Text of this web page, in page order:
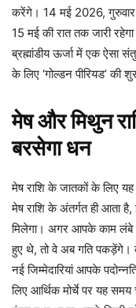
करेंगे। 14 मई 2026, गुरुवार
15 मई की रात तक जारी
ब्रह्मांडीय ऊर्जा में एक ऐसा
के लिए ‘गोल्डन पीरियड’ की
मेष और मिथुन
बरसेगा धन
मेष राशि के जातकों के लिए
मेष राशि के अंतर्गत ही आता
मिलेगा। अगर आपके काम लंबे
हुए थे, तो वे अब गति पकड़ेंगे।
नई जिम्मेदारियां आपके
लिए आर्थिक मोर्चे पर यह